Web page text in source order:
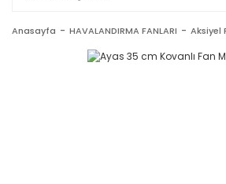
Anasayfa HAVALANDIRMA FANLARI Aksiyel